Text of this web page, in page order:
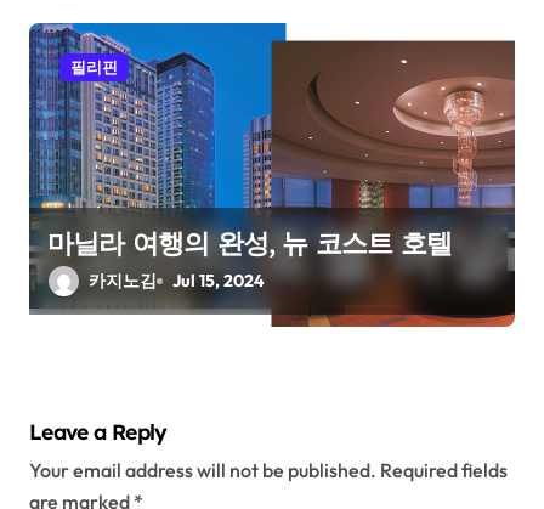
필리핀
마닐라 여행의 완성, 뉴 코스트 호텔
카지노김 Jul 15, 2024
Leave a Reply
Your email address will not be published. Required fields
are marked *